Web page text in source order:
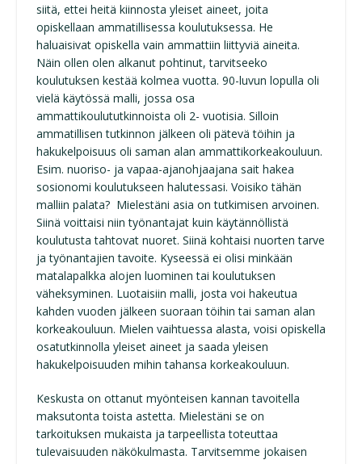
siitä, ettei heitä kiinnosta yleiset aineet, joita
opiskellaan ammatillisessa koulutuksessa. He
haluaisivat opiskella vain ammattiin liittyviä aineita.
Näin ollen olen alkanut pohtinut, tarvitseeko
koulutuksen kestää kolmea vuotta. 90-luvun lopulla oli
vielä käytössä malli, jossa osa
ammattikoulututkinnoista oli 2- vuotisia. Silloin
ammatillisen tutkinnon jälkeen oli pätevä töihin ja
hakukelpoisuus oli saman alan ammattikorkeakouluun.
Esim. nuoriso- ja vapaa-ajanohjaajana sait hakea
sosionomi koulutukseen halutessasi. Voisiko tähän
malliin palata? Mielestäni asia on tutkimisen arvoinen.
Siinä voittaisi niin työnantajat kuin käytännöllistä
koulutusta tahtovat nuoret. Siinä kohtaisi nuorten tarve
ja työnantajien tavoite. Kyseessä ei olisi minkään
matalapalkka alojen luominen tai koulutuksen
väheksyminen. Luotaisiin malli, josta voi hakeutua
kahden vuoden jälkeen suoraan töihin tai saman alan
korkeakouluun. Mielen vaihtuessa alasta, voisi opiskella
osatutkinnolla yleiset aineet ja saada yleisen
hakukelpoisuuden mihin tahansa korkeakouluun.
Keskusta on ottanut myönteisen kannan tavoitella
maksutonta toista astetta. Mielestäni se on
tarkoituksen mukaista ja tarpeellista toteuttaa
tulevaisuuden näkökulmasta. Tarvitsemme jokaisen